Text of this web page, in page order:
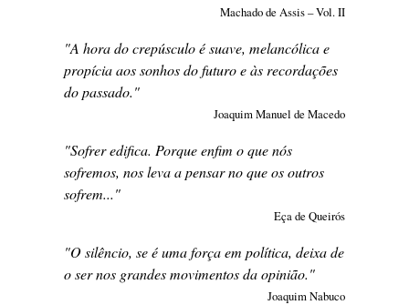
Machado de Assis – Vol. II
"A hora do crepúsculo é suave, melancólica e
propícia aos sonhos do futuro e às recordações
do passado."
Joaquim Manuel de Macedo
"Sofrer edifica. Porque enfim o que nós
sofremos, nos leva a pensar no que os outros
sofrem..."
Eça de Queirós
"O silêncio, se é uma força em política, deixa de
o ser nos grandes movimentos da opinião."
Joaquim Nabuco